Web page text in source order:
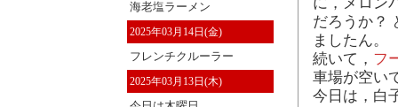
海老塩ラーメン
2025年03月14日(金)
フレンチクルーラー
2025年03月13日(木)
だろうか？
ましたん。
続いて， フ
車場が空い
今日は，白